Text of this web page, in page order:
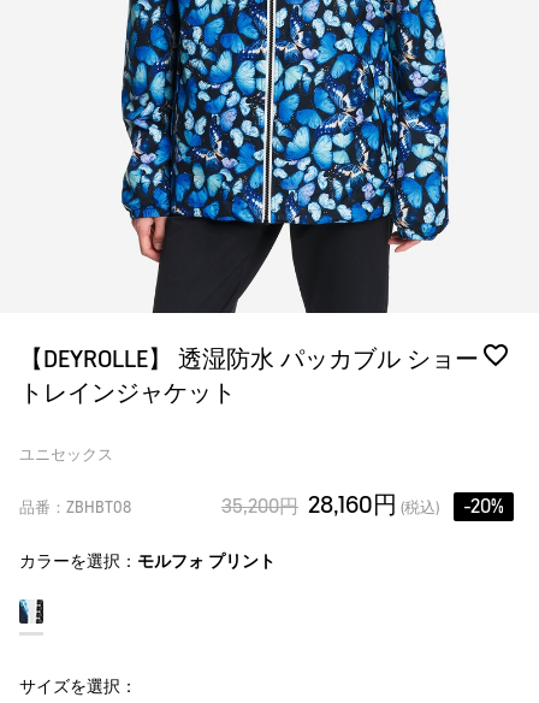
【DEYROLLE】 透湿防水 パッカブル ショー
トレインジャケット
ユニセックス
品番：ZBHBT08 35,200円 28,160円 (税込) -20%
カラーを選択： モルフォ プリント
サイズを選択：